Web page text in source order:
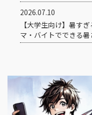
2026.07.10
【大学生向け】暑す
マ・バイトでできる